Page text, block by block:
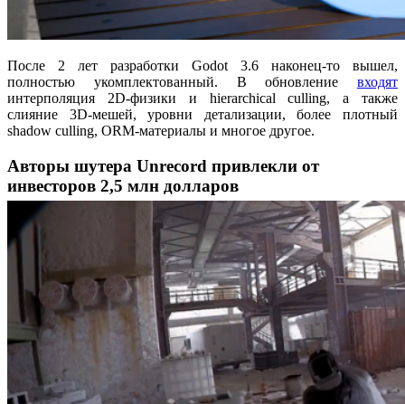
После 2 лет разработки Godot 3.6 наконец-то вышел,
полностью укомплектованный. В обновление входят
интерполяция 2D-физики и hierarchical culling, а также
слияние 3D-мешей, уровни детализации, более плотный
shadow culling, ORM-материалы и многое другое.
Авторы шутера Unrecord привлекли от
инвесторов 2,5 млн долларов